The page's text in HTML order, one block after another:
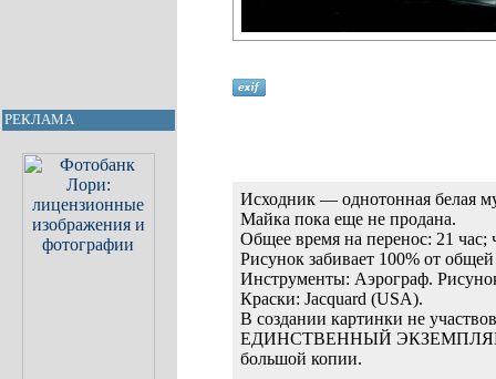
РЕКЛАМА
Исходник — однотонная белая
Майка пока еще не продана.
Общее время на перенос: 21 час;
Рисунок забивает 100% от
Инструменты: Аэрограф.
Краски: Jacquard (USA).
В создании картинки не
ЕДИНСТВЕННЫЙ ЭКЗЕМПЛЯР.
большой копии.